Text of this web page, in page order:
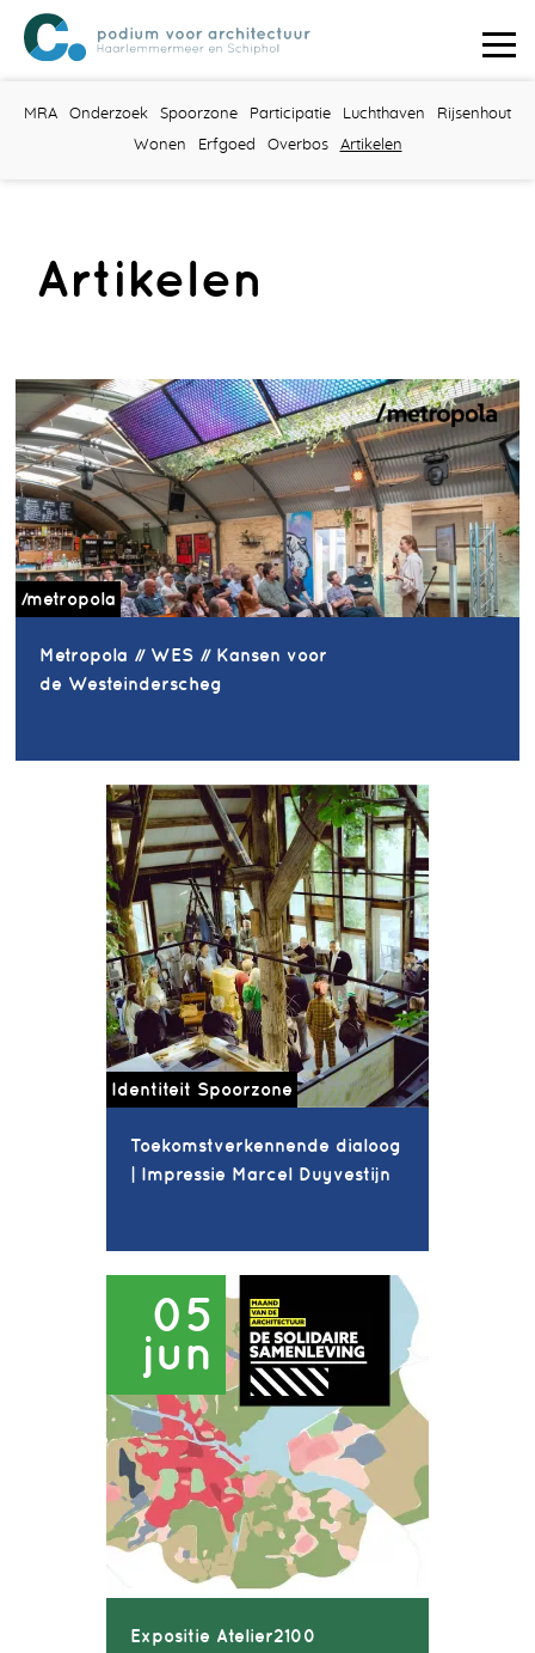
MRA Onderzoek Spoorzone Participatie Luchthaven
Rijsenhout
Wonen
Erfgoed Overbos Artikelen
Artikelen
/metropola
Metropola // WES // Kansen voor
de Westeinderscheg
Identiteit Spoorzone
Toekomstverkennende dialoog
| Impressie Marcel Duyvestijn
05
jun
Expositie Atelier2100